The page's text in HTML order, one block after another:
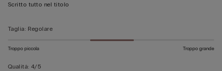
Scritto tutto nel titolo
Taglia: Regolare
Troppo piccola Troppo grande
Qualità: 4/5